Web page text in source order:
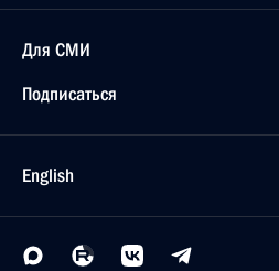
Для СМИ
Подписаться
English